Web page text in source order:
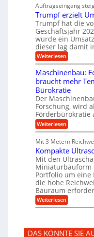
e
n
b
a
u
a
u
f
e
n
f
ü
h
r
u
n
g
e
n
B
S
C
L
w
e
i
t
e
r
e
n
t
w
i
c
k
e
l
r
t
u
n
g
s
f
r
e
e
s
H
y
b
r
i
d
-
u
g
e
l
l
a
g
e
r
Auftragseingang
Trumpf erzielt
Trumpf hat die
Geschäftsjahr
wurde ein
dieser lag damit
Weiterlesen:
T
u
m
p
f
e
r
z
i
e
t
U
m
s
a
t
z
k
n
a
ü
b
Maschinenbau:
braucht mehr
Bürokratie
Der
Forschung, wird
Förderbürokratie
Weiterlesen:
M
s
c
h
i
n
e
n
b
a
u
r
Mit 3 Metern
Kompakte
Mit den
Miniaturbauform
Portfolio um eine
die hohe
Bauraum
Weiterlesen:
K
p
a
DAS KÖNNTE SIE